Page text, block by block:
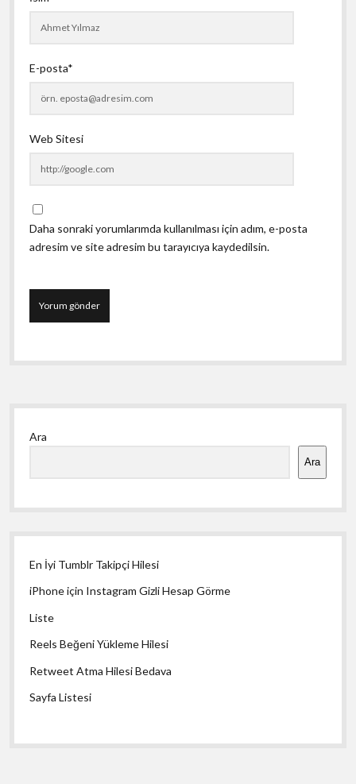
E-posta*
Web Sitesi
Daha sonraki yorumlarımda kullanılması için adım, e-posta
adresim ve site adresim bu tarayıcıya kaydedilsin.
Yan
Menü
Ara
Ara
En İyi Tumblr Takipçi Hilesi
iPhone için Instagram Gizli Hesap Görme
Liste
Reels Beğeni Yükleme Hilesi
Retweet Atma Hilesi Bedava
Sayfa Listesi